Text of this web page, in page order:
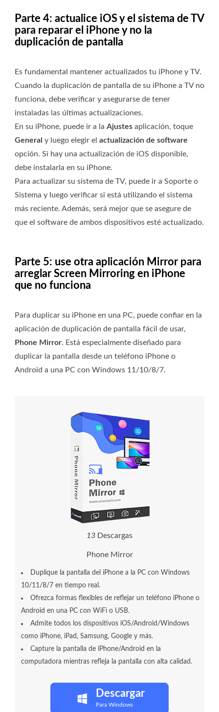
Parte 4: actualice iOS y el sistema de TV
para reparar el iPhone y no la
duplicación de pantalla
Es fundamental mantener actualizados tu iPhone y TV.
Cuando la duplicación de pantalla de su iPhone a TV no
funciona, debe verificar y asegurarse de tener
instaladas las últimas actualizaciones.
En su iPhone, puede ir a la Ajustes aplicación, toque
General y luego elegir el actualización de software
opción. Si hay una actualización de iOS disponible,
debe instalarla en su iPhone.
Para actualizar su sistema de TV, puede ir a Soporte o
Sistema y luego verificar si está utilizando el sistema
más reciente. Además, será mejor que se asegure de
que el software de ambos dispositivos esté actualizado.
Parte 5: use otra aplicación Mirror para
arreglar Screen Mirroring en iPhone
que no funciona
Para duplicar su iPhone en una PC, puede confiar en la
aplicación de duplicación de pantalla fácil de usar,
Phone Mirror. Está especialmente diseñado para
duplicar la pantalla desde un teléfono iPhone o
Android a una PC con Windows 11/10/8/7.
13 Descargas
Phone Mirror
Duplique la pantalla del iPhone a la PC con Windows
10/11/8/7 en tiempo real.
Ofrezca formas flexibles de reflejar un teléfono iPhone o
Android en una PC con WiFi o USB.
Admite todos los dispositivos iOS/Android/Windows
como iPhone, iPad, Samsung, Google y más.
Capture la pantalla de iPhone/Android en la
computadora mientras refleja la pantalla con alta calidad.
Descargar
Para Windows